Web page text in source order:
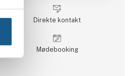
Direkte kontakt
Møde­booking